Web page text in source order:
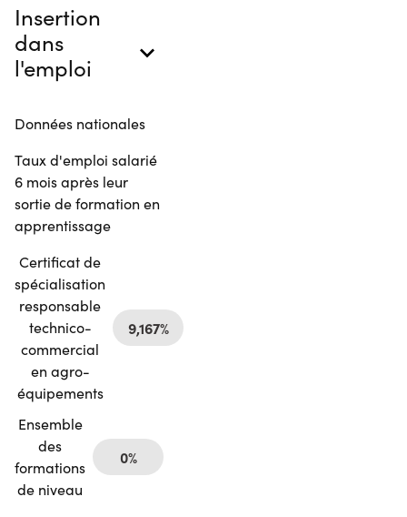
Insertion
dans
l'emploi
Données nationales
Taux d'emploi salarié
6 mois après leur
sortie de formation en
apprentissage
Certificat de
spécialisation
responsable
technico-
commercial
en agro-
équipements
9,167%
Ensemble
des
formations
de niveau
0%